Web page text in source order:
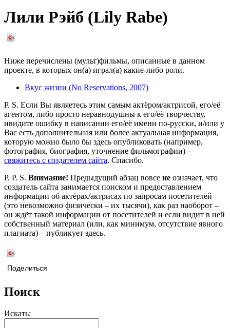
Лили Рэйб (Lily Rabe)
Ниже перечислены (мульт)фильмы, описанные в данном
проекте, в которых он(а) играл(а) какие-либо роли.
Вкус жизни (No Reservations, 2007)
P. S. Если Вы являетесь этим самым актёром/актрисой, его/её
агентом, либо просто неравнодушны к его/её творчеству,
ивидите ошибку в написании его/её имени по-русски, и/или у
Вас есть дополнительная или более актуальная информация,
которую можно было бы здесь опубликовать (например,
фотография, биография, уточнение фильмографии) –
свяжитесь с создателем сайта. Спасибо.
P. P. S. Внимание! Предыдущий абзац вовсе не означает, что
создатель сайта занимается поиском и предоставлением
информации об актёрах/актрисах по запросам посетителей
(это невозможно физически – их тысячи), как раз наоборот –
он ждёт такой информации от посетителей и если видит в ней
собственный материал (или, как минимум, отсутствие явного
плагиата) – публикует здесь.
Поделиться
Поиск
Искать: